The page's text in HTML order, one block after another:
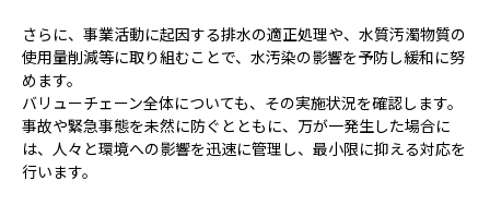
さらに、事業活動に起因する排水の適正処理や、水質汚濁物質の
使用量削減等に取り組むことで、水汚染の影響を予防し緩和に努
めます。
バリューチェーン全体についても、その実施状況を確認します。
事故や緊急事態を未然に防ぐとともに、万が一発生した場合に
は、人々と環境への影響を迅速に管理し、最小限に抑える対応を
行います。